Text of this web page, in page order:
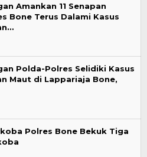
Amankan 11 Senapan
Bone Terus Dalami Kasus
Polda-Polres Selidiki Kasus
Maut di Lappariaja Bone,
Polres Bone Bekuk Tiga